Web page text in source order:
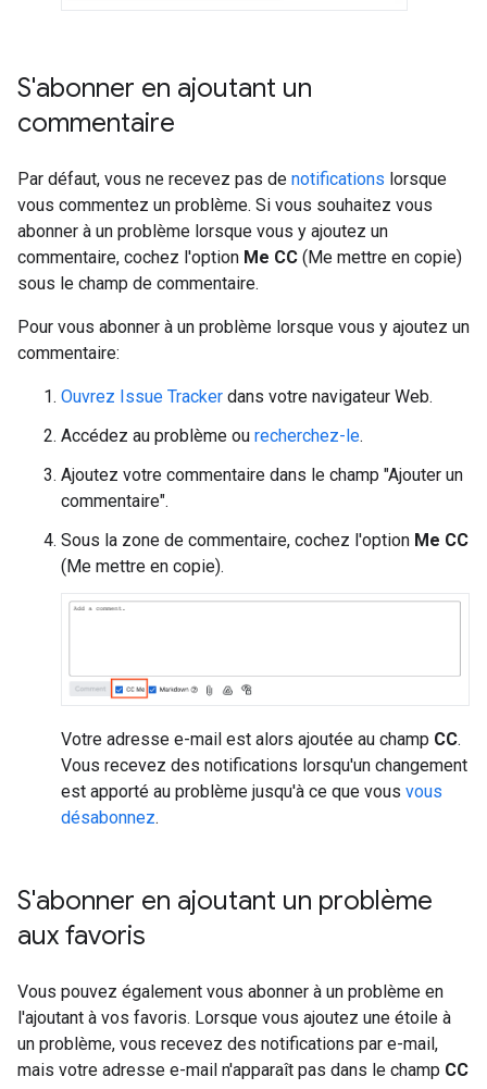
S'abonner en ajoutant un
commentaire
Par défaut, vous ne recevez pas de notifications lorsque
vous commentez un problème. Si vous souhaitez vous
abonner à un problème lorsque vous y ajoutez un
commentaire, cochez l'option Me CC (Me mettre en copie)
sous le champ de commentaire.
Pour vous abonner à un problème lorsque vous y ajoutez un
commentaire:
Ouvrez Issue Tracker dans votre navigateur Web.
Accédez au problème ou recherchez-le.
Ajoutez votre commentaire dans le champ "Ajouter un
commentaire".
Sous la zone de commentaire, cochez l'option Me CC
(Me mettre en copie).
Votre adresse e-mail est alors ajoutée au champ CC.
Vous recevez des notifications lorsqu'un changement
est apporté au problème jusqu'à ce que vous vous
désabonnez.
S'abonner en ajoutant un problème
aux favoris
Vous pouvez également vous abonner à un problème en
l'ajoutant à vos favoris. Lorsque vous ajoutez une étoile à
un problème, vous recevez des notifications par e-mail,
mais votre adresse e-mail n'apparaît pas dans le champ CC